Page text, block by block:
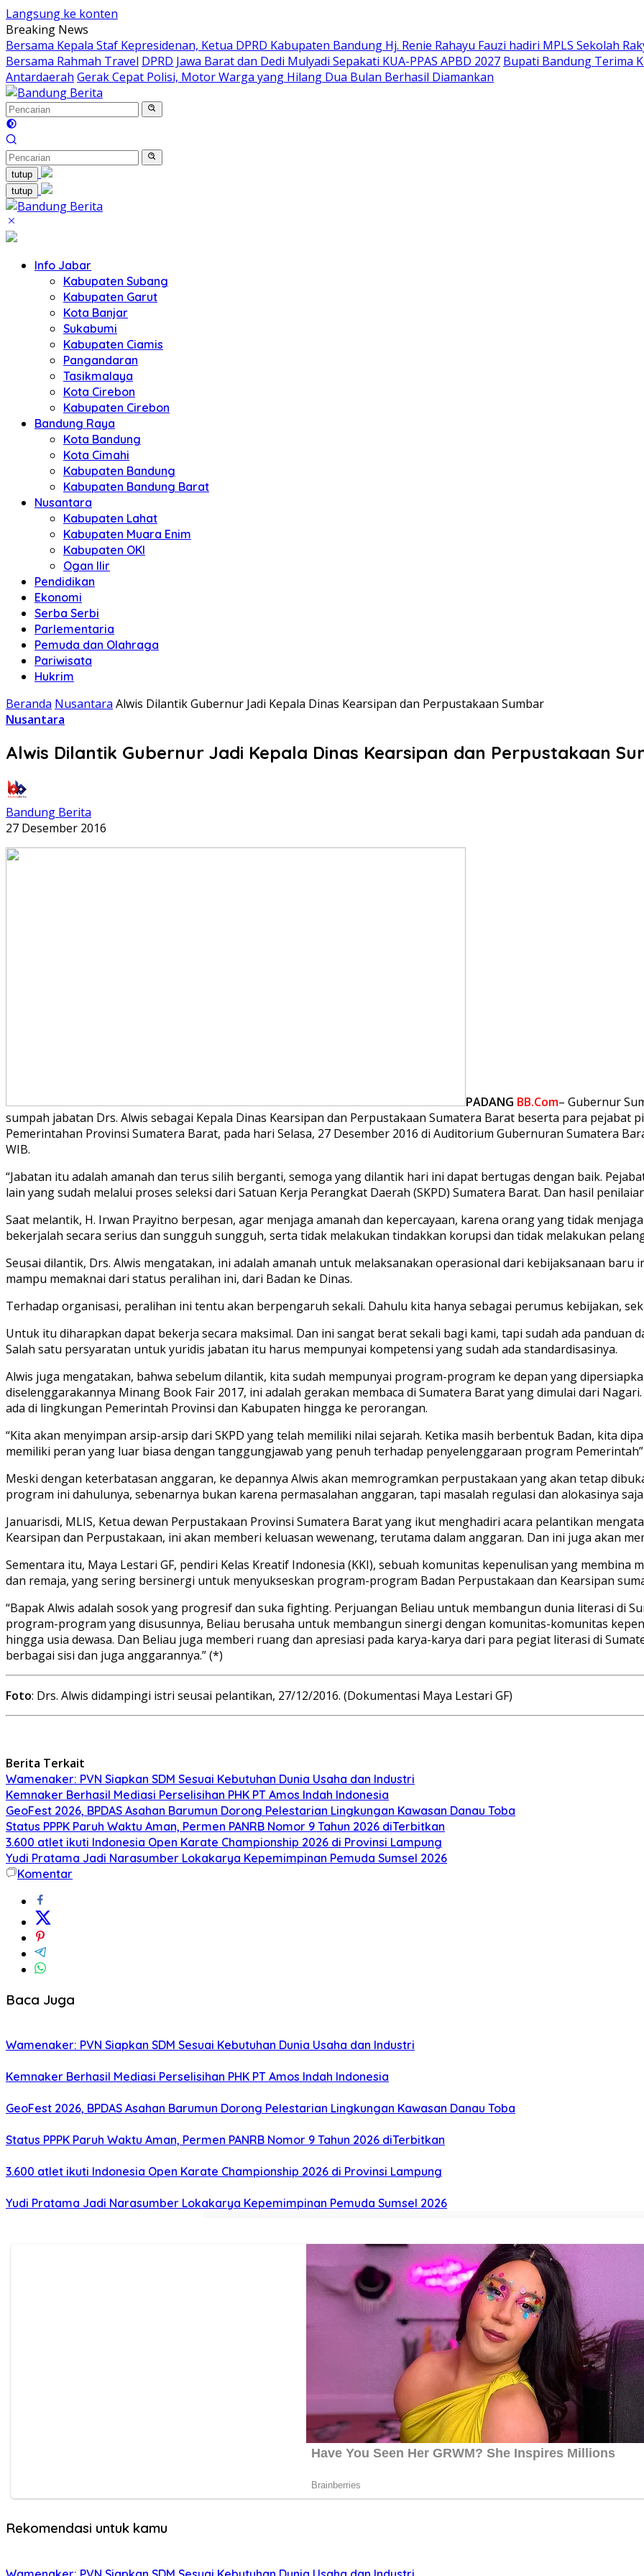
Langsung ke konten
Breaking News
Bersama Kepala Staf Kepresidenan, Ketua DPRD Kabupaten Bandung Hj. Renie Rahayu Fauzi hadiri MPLS Sekolah
Bersama Rahmah Travel DPRD Jawa Barat dan Dedi Mulyadi Sepakati KUA-PPAS APBD 2027 Bupati Bandung Terima
Antardaerah Gerak Cepat Polisi, Motor Warga yang Hilang Dua Bulan Berhasil Diamankan
tutup
tutup
Info Jabar
Kabupaten Subang
Kabupaten Garut
Kota Banjar
Sukabumi
Kabupaten Ciamis
Pangandaran
Tasikmalaya
Kota Cirebon
Kabupaten Cirebon
Bandung Raya
Kota Bandung
Kota Cimahi
Kabupaten Bandung
Kabupaten Bandung Barat
Nusantara
Kabupaten Lahat
Kabupaten Muara Enim
Kabupaten OKI
Ogan Ilir
Pendidikan
Ekonomi
Serba Serbi
Parlementaria
Pemuda dan Olahraga
Pariwisata
Hukrim
Beranda Nusantara Alwis Dilantik Gubernur Jadi Kepala Dinas Kearsipan dan Perpustakaan Sumbar
Nusantara
Alwis Dilantik Gubernur Jadi Kepala Dinas Kearsipan dan Perpustakaan
Bandung Berita
27 Desember 2016
PADANG BB.Com– Gubernur
sumpah jabatan Drs. Alwis sebagai Kepala Dinas Kearsipan dan Perpustakaan Sumatera Barat beserta para
Pemerintahan Provinsi Sumatera Barat, pada hari Selasa, 27 Desember 2016 di Auditorium Gubernuran Sumatera
WIB.
“Jabatan itu adalah amanah dan terus silih berganti, semoga yang dilantik hari ini dapat bertugas dengan baik.
lain yang sudah melalui proses seleksi dari Satuan Kerja Perangkat Daerah (SKPD) Sumatera Barat. Dan hasil
Saat melantik, H. Irwan Prayitno berpesan, agar menjaga amanah dan kepercayaan, karena orang yang tidak
bekerjalah secara serius dan sungguh sungguh, serta tidak melakukan tindakkan korupsi dan tidak melakukan
Seusai dilantik, Drs. Alwis mengatakan, ini adalah amanah untuk melaksanakan operasional dari kebijaksanaan baru
mampu memaknai dari status peralihan ini, dari Badan ke Dinas.
Terhadap organisasi, peralihan ini tentu akan berpengaruh sekali. Dahulu kita hanya sebagai perumus kebijakan,
Untuk itu diharapkan dapat bekerja secara maksimal. Dan ini sangat berat sekali bagi kami, tapi sudah ada panduan
Salah satu persyaratan untuk yuridis jabatan itu harus mempunyai kompetensi yang sudah ada standardisasinya.
Alwis juga mengatakan, bahwa sebelum dilantik, kita sudah mempunyai program-program ke depan yang
diselenggarakannya Minang Book Fair 2017, ini adalah gerakan membaca di Sumatera Barat yang dimulai dari
ada di lingkungan Pemerintah Provinsi dan Kabupaten hingga ke perorangan.
“Kita akan menyimpan arsip-arsip dari SKPD yang telah memiliki nilai sejarah. Ketika masih berbentuk Badan, kita
memiliki peran yang luar biasa dengan tanggungjawab yang penuh terhadap penyelenggaraan program
Meski dengan keterbatasan anggaran, ke depannya Alwis akan memrogramkan perpustakaan yang akan tetap
program ini dahulunya, sebenarnya bukan karena permasalahan anggaran, tapi masalah regulasi dan alokasinya saja.
Januarisdi, MLIS, Ketua dewan Perpustakaan Provinsi Sumatera Barat yang ikut menghadiri acara pelantikan
Kearsipan dan Perpustakaan, ini akan memberi keluasan wewenang, terutama dalam anggaran. Dan ini juga akan
Sementara itu, Maya Lestari GF, pendiri Kelas Kreatif Indonesia (KKI), sebuah komunitas kepenulisan yang membina
dan remaja, yang sering bersinergi untuk menyukseskan program-program Badan Perpustakaan dan Kearsipan
“Bapak Alwis adalah sosok yang progresif dan suka fighting. Perjuangan Beliau untuk membangun dunia literasi di
program-program yang disusunnya, Beliau berusaha untuk membangun sinergi dengan komunitas-komunitas
hingga usia dewasa. Dan Beliau juga memberi ruang dan apresiasi pada karya-karya dari para pegiat literasi di
berbagai sisi dan juga anggarannya.” (*)
Foto: Drs. Alwis didampingi istri seusai pelantikan, 27/12/2016. (Dokumentasi Maya Lestari GF)
Berita Terkait
Wamenaker: PVN Siapkan SDM Sesuai Kebutuhan Dunia Usaha dan Industri
Kemnaker Berhasil Mediasi Perselisihan PHK PT Amos Indah Indonesia
GeoFest 2026, BPDAS Asahan Barumun Dorong Pelestarian Lingkungan Kawasan Danau Toba
Status PPPK Paruh Waktu Aman, Permen PANRB Nomor 9 Tahun 2026 diTerbitkan
3.600 atlet ikuti Indonesia Open Karate Championship 2026 di Provinsi Lampung
Yudi Pratama Jadi Narasumber Lokakarya Kepemimpinan Pemuda Sumsel 2026
Komentar
Baca Juga
Wamenaker: PVN Siapkan SDM Sesuai Kebutuhan Dunia Usaha dan Industri
Kemnaker Berhasil Mediasi Perselisihan PHK PT Amos Indah Indonesia
GeoFest 2026, BPDAS Asahan Barumun Dorong Pelestarian Lingkungan Kawasan Danau Toba
Status PPPK Paruh Waktu Aman, Permen PANRB Nomor 9 Tahun 2026 diTerbitkan
3.600 atlet ikuti Indonesia Open Karate Championship 2026 di Provinsi Lampung
Yudi Pratama Jadi Narasumber Lokakarya Kepemimpinan Pemuda Sumsel 2026
Rekomendasi untuk kamu